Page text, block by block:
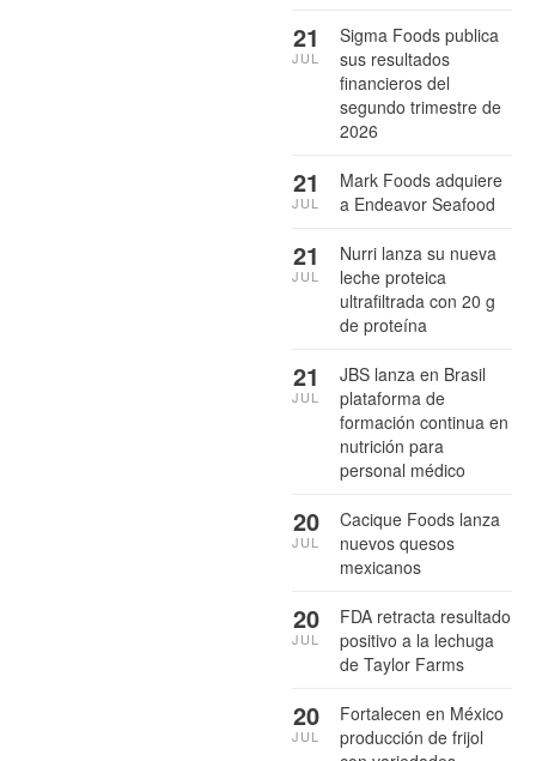
Sigma Foods publica
sus resultados
financieros del
segundo trimestre de
2026
21
JUL
Mark Foods adquiere
a Endeavor Seafood
21
JUL
Nurri lanza su nueva
leche proteica
ultrafiltrada con 20 g
de proteína
21
JUL
JBS lanza en Brasil
plataforma de
formación continua en
nutrición para
personal médico
21
JUL
Cacique Foods lanza
nuevos quesos
mexicanos
20
JUL
FDA retracta resultado
positivo a la lechuga
de Taylor Farms
20
JUL
Fortalecen en México
producción de frijol
20
JUL